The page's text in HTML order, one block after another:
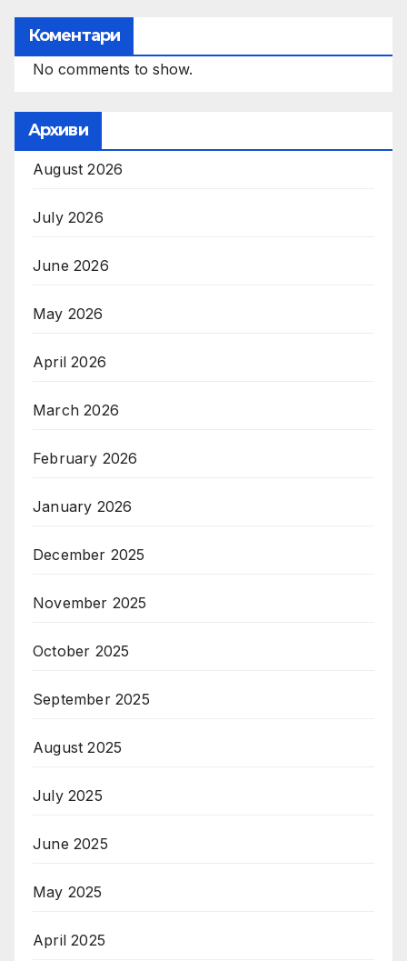
Коментари
No comments to show.
Архиви
August 2026
July 2026
June 2026
May 2026
April 2026
March 2026
February 2026
January 2026
December 2025
November 2025
October 2025
September 2025
August 2025
July 2025
June 2025
May 2025
April 2025